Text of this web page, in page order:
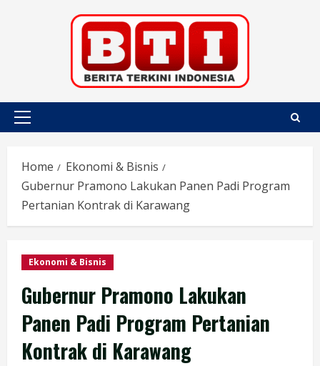
Primary
Home
Ekonomi & Bisnis
Gubernur Pramono Lakukan Panen Padi Program
Pertanian Kontrak di Karawang
Ekonomi & Bisnis
Gubernur Pramono Lakukan
Panen Padi Program Pertanian
Kontrak di Karawang